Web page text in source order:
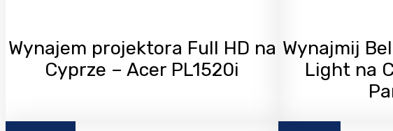
Wynajem projektora Full HD na
Cyprze – Acer PL1520i
Wynajmij
Light na